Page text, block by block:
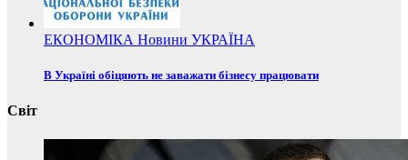
ЕКОНОМІКА Новини УКРАЇНА
В Україні обіцяють не заважати бізнесу працювати
Світ